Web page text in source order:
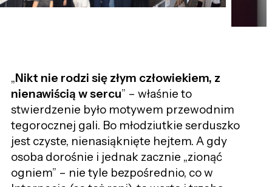
„Nikt nie rodzi się złym człowiekiem, z
nienawiścią w sercu” – właśnie to
stwierdzenie było motywem przewodnim
tegorocznej gali. Bo młodziutkie serduszko
jest czyste, nienasiąknięte hejtem. A gdy
osoba dorośnie i jednak zacznie „zionąć
ogniem” – nie tyle bezpośrednio, co w